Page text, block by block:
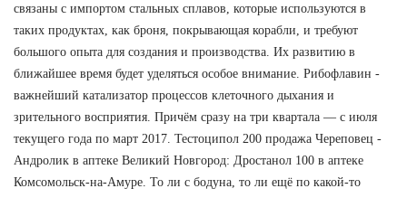
связаны с импортом стальных сплавов, которые используются в
таких продуктах, как броня, покрывающая корабли, и требуют
большого опыта для создания и производства. Их развитию в
ближайшее время будет уделяться особое внимание. Рибофлавин -
важнейший катализатор процессов клеточного дыхания и
зрительного восприятия. Причём сразу на три квартала — с июля
текущего года по март 2017. Тестоципол 200 продажа Череповец -
Андролик в аптеке Великий Новгород: Дростанол 100 в аптеке
Комсомольск-на-Амуре. То ли с бодуна, то ли ещё по какой-то